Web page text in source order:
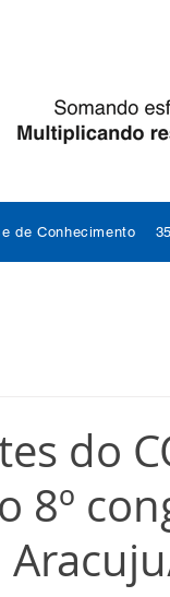
de Conhecimento
do
8º